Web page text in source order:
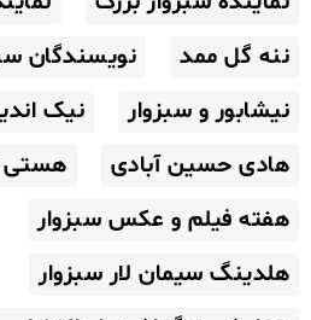
ننه گل ممد
نویسندگان
نیشابور و سبزوار
نیک
هادی حسین آبادی
هستی
هفته فیلم و عکس سبزوار
هلدینگ سیمان لار سبزوار